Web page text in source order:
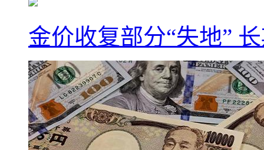
金价收复部分“失地”